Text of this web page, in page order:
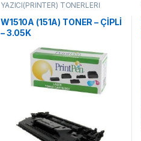
YAZICI(PRİNTER) TONERLERİ
W1510A (151A) TONER – ÇİPLİ
– 3.05K